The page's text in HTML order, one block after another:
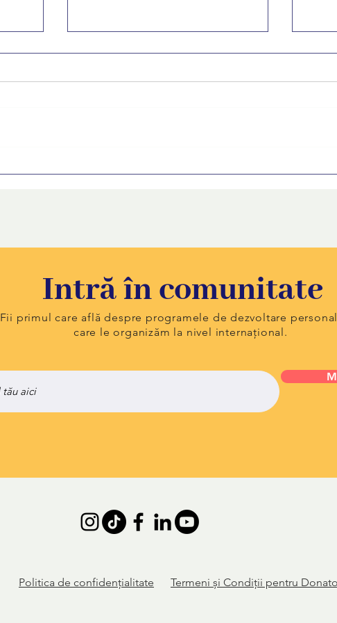
Intră în comunitate
Fii primul care află despre programele de dezvoltare
care le organizăm la nivel internațional.
Politica de confidențialitate Termeni și Condiții pentru